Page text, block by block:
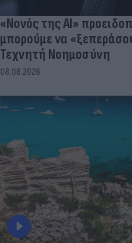
«Νονός της AI»
μπορούμε να
Τεχνητή Νοημοσύνη
08.08.2026